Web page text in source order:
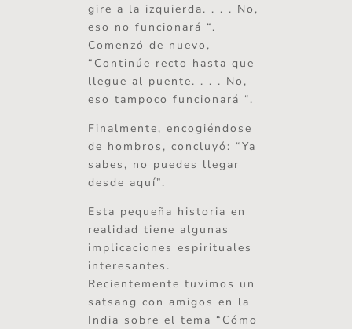
gire a la izquierda. . . . No,
eso no funcionará “.
Comenzó de nuevo,
“Continúe recto hasta que
llegue al puente. . . . No,
eso tampoco funcionará “.
Finalmente, encogiéndose
de hombros, concluyó: “Ya
sabes, no puedes llegar
desde aquí”.
Esta pequeña historia en
realidad tiene algunas
implicaciones espirituales
interesantes.
Recientemente tuvimos un
satsang con amigos en la
India sobre el tema “Cómo